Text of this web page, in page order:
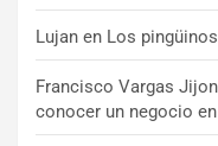
Lujan en Los
Francisco Vargas Jijon
conocer un negocio